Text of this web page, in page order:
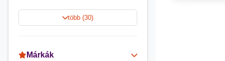
Keller&Mayer 60
Spin Master
több (30)
Márkák